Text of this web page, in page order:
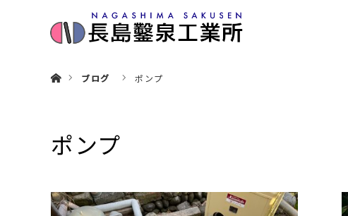
ブログ
ポンプ
ポンプ